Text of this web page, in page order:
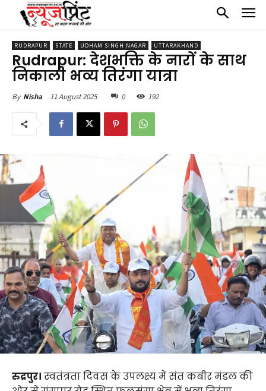
RUDRAPUR STATE UDHAM SINGH NAGAR UTTARAKHAND
Rudrapur: देशभक्ति के नारों के साथ
निकाली भव्य तिरंगा यात्रा
By Nisha 11 August 2025 0 192
रुद्रपुर। स्वतंत्रता दिवस के उपलक्ष्य में संत कबीर मंडल की